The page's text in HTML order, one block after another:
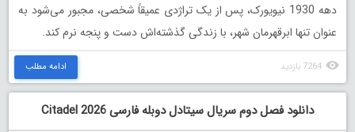
دهه 1930 نیویورک، پس از یک تراژدی عمیقاً شخصی، مجبور می‌شود به
عنوان تنها ابرقهرمان شهر، با زندگی گذشته‌اش دست و پنجه نرم کند.
7264 بازدید ادامه مطلب
دانلود فصل دوم سریال سیتادل دوبله فارسی Citadel 2026